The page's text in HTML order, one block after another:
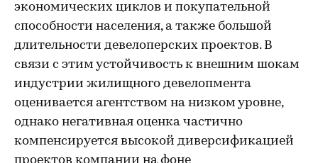
экономических циклов и покупательной
способности населения, а также большой
длительности девелоперских проектов. В
связи с этим устойчивость к внешним шокам
индустрии жилищного девелопмента
оценивается агентством на низком уровне,
однако негативная оценка частично
компенсируется высокой диверсификацией